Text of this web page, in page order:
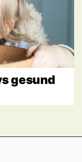
gesund